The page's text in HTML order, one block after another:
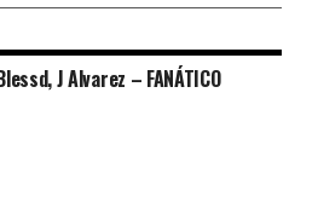
J Alvarez – FANÁTICO